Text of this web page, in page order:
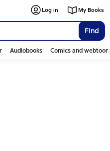
Find
Log in My Books
Audiobooks Comics and